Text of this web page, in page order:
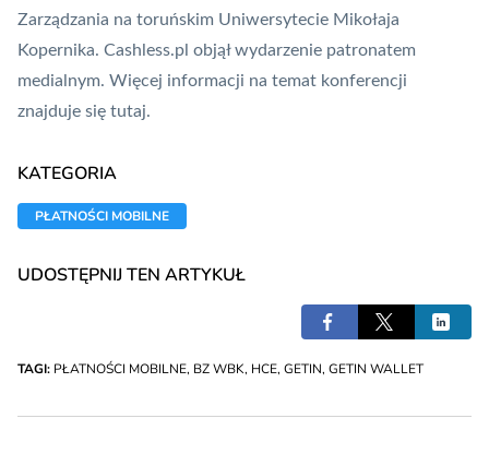
Zarządzania na toruńskim Uniwersytecie Mikołaja
Kopernika. Cashless.pl objął wydarzenie patronatem
medialnym. Więcej informacji na temat konferencji
znajduje się tutaj.
KATEGORIA
PŁATNOŚCI MOBILNE
UDOSTĘPNIJ TEN ARTYKUŁ
TAGI: PŁATNOŚCI MOBILNE, BZ WBK, HCE, GETIN, GETIN WALLET